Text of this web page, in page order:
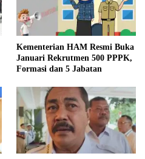
Kementerian HAM Resmi Buka
Januari Rekrutmen 500 PPPK,
Formasi dan 5 Jabatan